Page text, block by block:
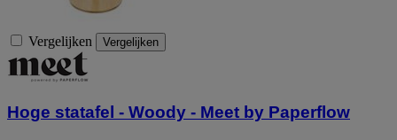
Vergelijken Vergelijken
Hoge statafel - Woody - Meet by Paperflow